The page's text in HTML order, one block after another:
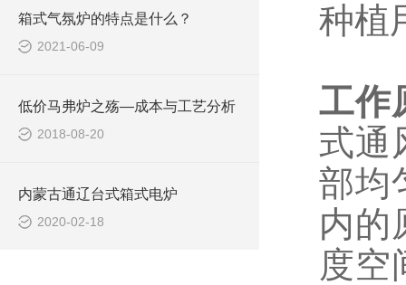
箱式气氛炉的特点是什么？
2021-06-09
低价马弗炉之殇—成本与工艺分析
2018-08-20
内蒙古通辽台式箱式电炉
2020-02-18
种植
工作
式通
部均
内的
度空